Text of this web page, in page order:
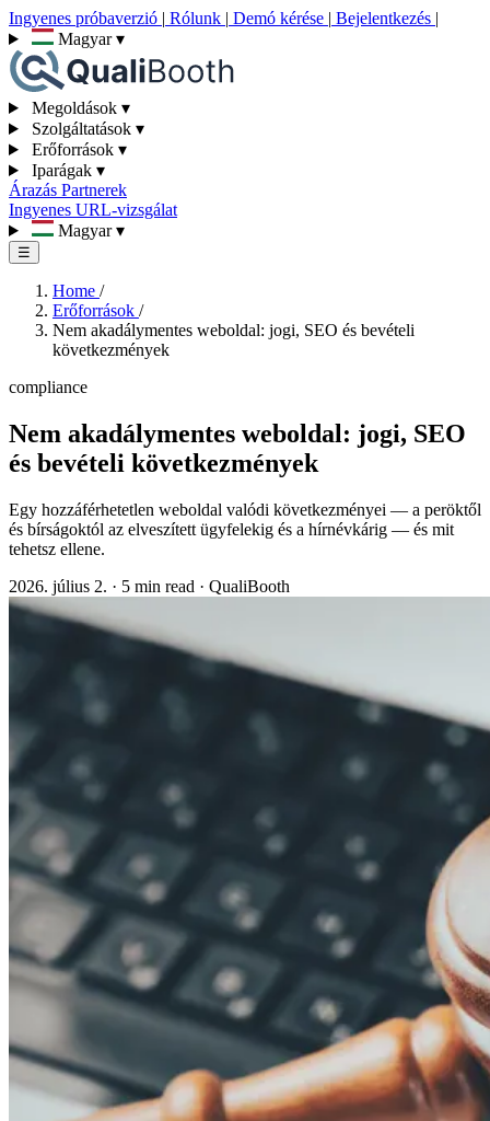
Ingyenes próbaverzió | Rólunk | Demó kérése | Bejelentkezés |
Magyar▾
Megoldások ▾
Szolgáltatások ▾
Erőforrások ▾
Iparágak ▾
Árazás Partnerek
Ingyenes URL-vizsgálat
Magyar▾
☰
Home /
Erőforrások /
Nem akadálymentes weboldal: jogi, SEO és bevételi
következmények
compliance
Nem akadálymentes weboldal: jogi, SEO
és bevételi következmények
Egy hozzáférhetetlen weboldal valódi következményei — a peröktől
és bírságoktól az elveszített ügyfelekig és a hírnévkárig — és mit
tehetsz ellene.
2026. július 2. · 5 min read · QualiBooth